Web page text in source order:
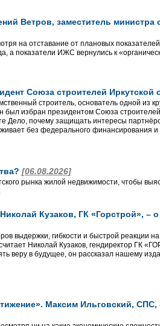
Ветров, заместитель министра
на отставание от плановых
а показатели ИЖС вернулись к
Союза строителей Иркутской
строитель, основатель одной из
избран президентом Союза
Дело, почему защищать интересы
без федерального финансирования
[06.08.2026]
рынка жилой недвижимости, чтобы
Кузаков, ГК «Горстрой», –
выдержки, гибкости и быстрой реакции
Николай Кузаков, гендиректор ГК
веру в будущее, он рассказал нашему
Максим Ильговский, СПС,